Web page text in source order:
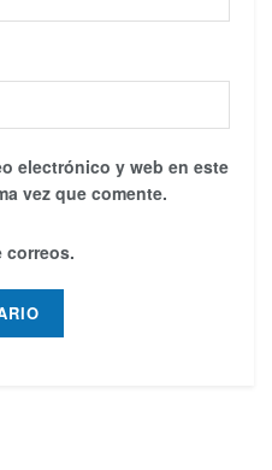
electrónico y web en este
vez que comente.
correos.